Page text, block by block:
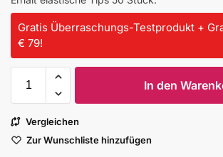
Gratis Überraschungs-Testprodukt +
€ 79!
In den
Vergleichen
Zur Wunschliste hinzufügen